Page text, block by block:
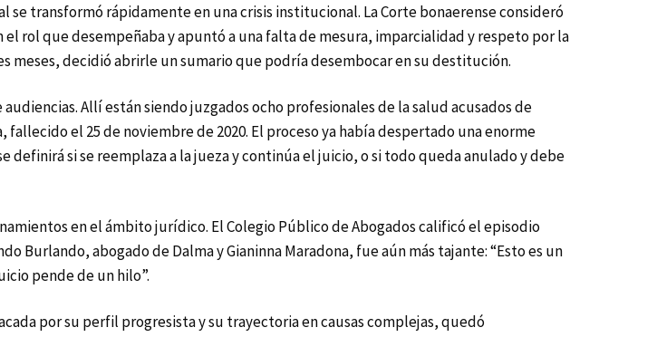
transformó rápidamente en una crisis institucional. La Corte bonaerense consideró
que desempeñaba y apuntó a una falta de mesura, imparcialidad y respeto por la
meses, decidió abrirle un sumario que podría desembocar en su destitución.
Allí están siendo juzgados ocho profesionales de la salud acusados de
el 25 de noviembre de 2020. El proceso ya había despertado una enorme
si se reemplaza a la jueza y continúa el juicio, o si todo queda anulado y debe
en el ámbito jurídico. El Colegio Público de Abogados calificó el episodio
abogado de Dalma y Gianinna Maradona, fue aún más tajante: “Esto es un
pende de un hilo”.
por su perfil progresista y su trayectoria en causas complejas, quedó